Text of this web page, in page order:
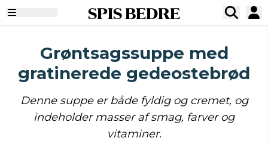
SPIS BEDRE
Grøntsagssuppe med
gratinerede gedeostebrød
Denne suppe er både fyldig og cremet, og
indeholder masser af smag, farver og
vitaminer.